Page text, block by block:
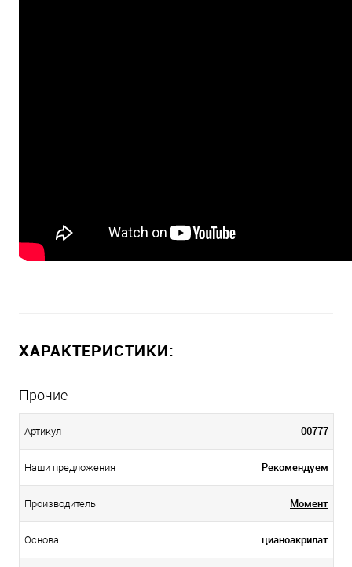
ХАРАКТЕРИСТИКИ:
Прочие
Артикул 00777
Наши предложения Рекомендуем
Производитель Момент
Основа цианоакрилат